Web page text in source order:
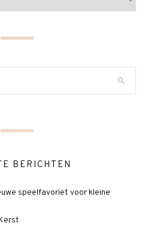
BERICHTEN
speelfavoriet voor kleine